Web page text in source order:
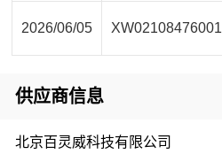
2026/06/05 XW02108476001
供应商信息
北京百灵威科技有限公司